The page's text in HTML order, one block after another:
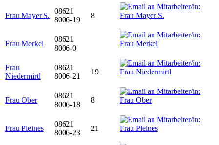
Frau Mayer S.
08621
8006-19
8
Frau Merkel
08621
8006-0
Frau
Niedermirtl
08621
8006-21
19
Frau Ober
08621
8006-18
8
Frau Pleines
08621
8006-23
21